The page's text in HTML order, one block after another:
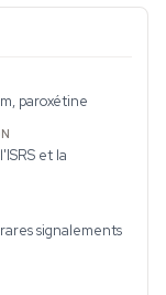
paroxétine
et la
signalements